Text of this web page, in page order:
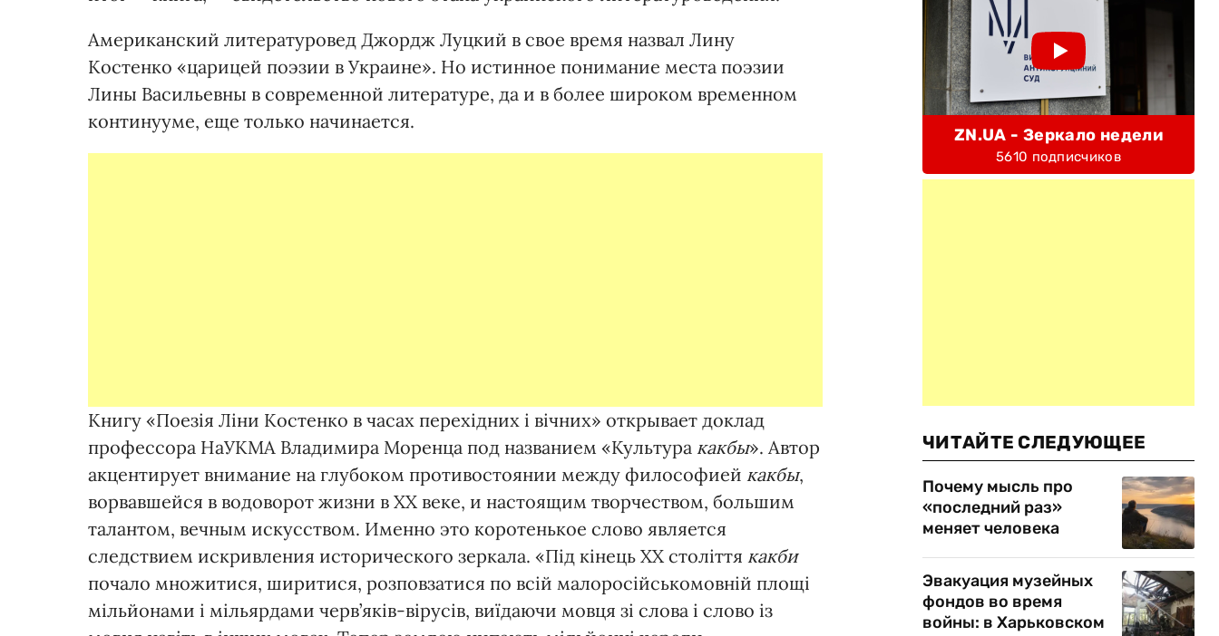
Американский литературовед Джордж Луцкий в свое время назвал Лину
Костенко «царицей поэзии в Украине». Но истинное понимание места поэзии
Лины Васильевны в современной литературе, да и в более широком временном
континууме, еще только начинается.
Книгу «Поезія Ліни Костенко в часах перехідних і вічних» открывает доклад
профессора НаУКМА Владимира Моренца под названием «Культура какбы». Автор
акцентирует внимание на глубоком противостоянии между философией какбы,
ворвавшейся в водоворот жизни в ХХ веке, и настоящим творчеством, большим
талантом, вечным искусством. Именно это коротенькое слово является
следствием искривления исторического зеркала. «Під кінець ХХ століття какби
почало множитися, ширитися, розповзатися по всій малоросійськомовній площі
мільйонами і мільярдами черв’яків-вірусів, виїдаючи мовця зі слова і слово із
ZN.UA - Зеркало недели
5610 подписчиков
ЧИТАЙТЕ СЛЕДУЮЩЕЕ
Почему мысль про
«последний раз»
меняет человека
Эвакуация музейных
фондов во время
войны: в Харьковском